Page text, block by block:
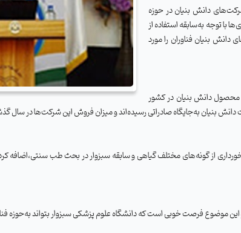
دانش بنیان در حوزه
با توجه به‌سابقه استفاده از
بنیان فناوران را مورد
هم اکنون 2 هزار و 500 محصول دانش بنیان در کشور
از گونه‌های مختلف گیاهی و سابقه سبزوار در بحث طب سنتی،اضافه
موضوع فرصت خوبی است که دانشگاه علوم پزشکی سبزوار بتواند به‌حوزه